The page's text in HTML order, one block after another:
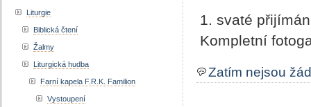
1. svaté
Kompletní
Zatím nejsou
Liturgie
Biblická čtení
Žalmy
Liturgická hudba
Farní kapela F.R.K. Familion
Vystoupení